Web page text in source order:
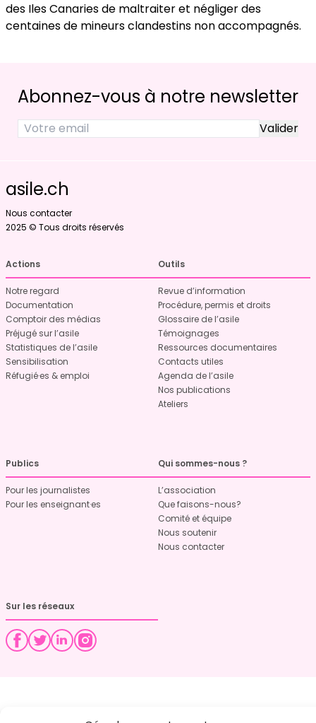
des Iles Canaries de maltraiter et négliger des
centaines de mineurs clandestins non accompagnés.
Abonnez-vous à notre newsletter
asile.ch
Nous contacter
2025 © Tous droits réservés
Actions
Notre regard
Documentation
Comptoir des médias
Préjugé sur l’asile
Statistiques de l’asile
Sensibilisation
Réfugié·es & emploi
Outils
Revue d’information
Procédure, permis et droits
Glossaire de l’asile
Témoignages
Ressources documentaires
Contacts utiles
Agenda de l’asile
Nos publications
Ateliers
Publics
Pour les journalistes
Pour les enseignant·es
Qui sommes-nous ?
L’association
Que faisons-nous?
Comité et équipe
Nous soutenir
Nous contacter
Sur les réseaux